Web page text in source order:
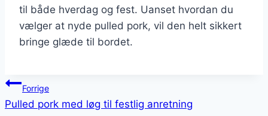
til både hverdag og fest. Uanset hvordan du
vælger at nyde pulled pork, vil den helt sikkert
bringe glæde til bordet.
Indlægsnavigation
Forrige
Pulled pork med løg til festlig anretning